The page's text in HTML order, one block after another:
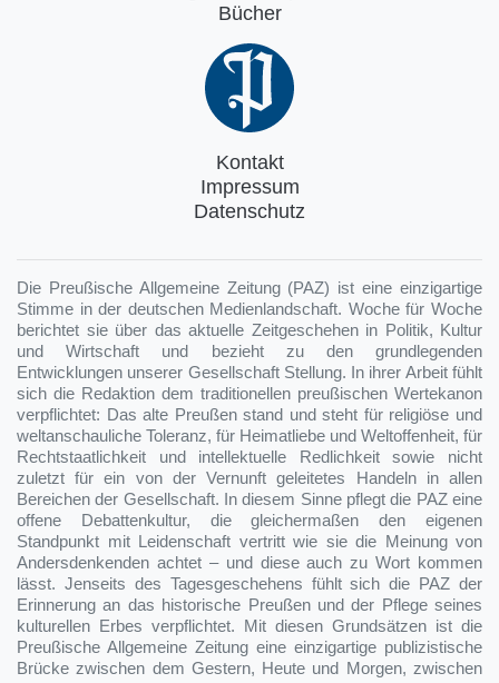
Bücher
Kontakt
Impressum
Datenschutz
Die Preußische Allgemeine Zeitung (PAZ) ist eine einzigartige
Stimme in der deutschen Medienlandschaft. Woche für Woche
berichtet sie über das aktuelle Zeitgeschehen in Politik, Kultur
und Wirtschaft und bezieht zu den grundlegenden
Entwicklungen unserer Gesellschaft Stellung. In ihrer Arbeit fühlt
sich die Redaktion dem traditionellen preußischen Wertekanon
verpflichtet: Das alte Preußen stand und steht für religiöse und
weltanschauliche Toleranz, für Heimatliebe und Weltoffenheit, für
Rechtstaatlichkeit und intellektuelle Redlichkeit sowie nicht
zuletzt für ein von der Vernunft geleitetes Handeln in allen
Bereichen der Gesellschaft. In diesem Sinne pflegt die PAZ eine
offene Debattenkultur, die gleichermaßen den eigenen
Standpunkt mit Leidenschaft vertritt wie sie die Meinung von
Andersdenkenden achtet – und diese auch zu Wort kommen
lässt. Jenseits des Tagesgeschehens fühlt sich die PAZ der
Erinnerung an das historische Preußen und der Pflege seines
kulturellen Erbes verpflichtet. Mit diesen Grundsätzen ist die
Preußische Allgemeine Zeitung eine einzigartige publizistische
Brücke zwischen dem Gestern, Heute und Morgen, zwischen